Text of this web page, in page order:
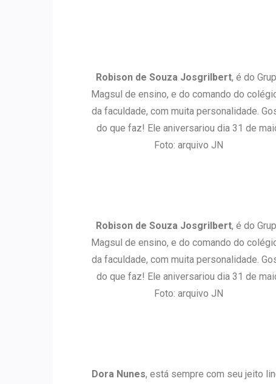
Robison de Souza Josgrilbert, é do
Magsul de ensino, e do comando do
da faculdade, com muita personalidade.
do que faz! Ele aniversariou dia 31 de
Foto: arquivo JN
Robison de Souza Josgrilbert, é do
Magsul de ensino, e do comando do
da faculdade, com muita personalidade.
do que faz! Ele aniversariou dia 31 de
Foto: arquivo JN
Dora Nunes, está sempre com seu jeito